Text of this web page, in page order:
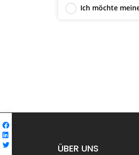
Ich möchte
ÜBER UNS